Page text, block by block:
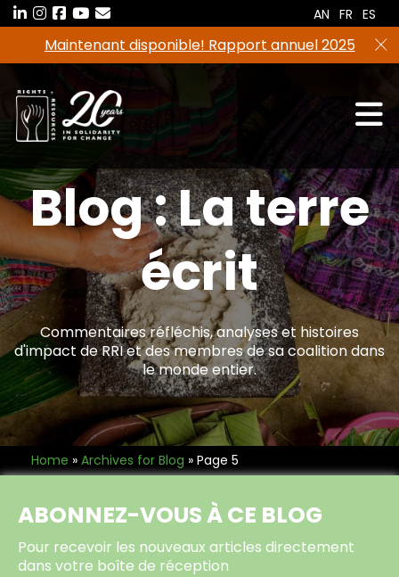
Aller
au
contenuMaintenant disponible! Rapport annuel 2025
AN FR ES
Blog : La terre
écrit
Commentaires réfléchis, analyses et histoires
d'impact de RRI et des membres de sa coalition dans
le monde entier.
Home » Archives for Blog » Page 5
ABONNEZ-VOUS À CE BLOG
Pour recevoir les nouveaux articles directement
dans votre boîte de réception